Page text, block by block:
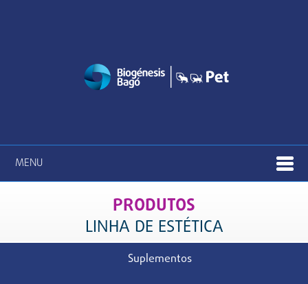
MENU
PRODUTOS
LINHA DE ESTÉTICA
Suplementos